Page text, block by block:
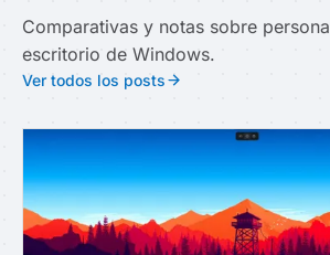
Comparativas y notas sobre
escritorio de Windows.
Ver todos los posts